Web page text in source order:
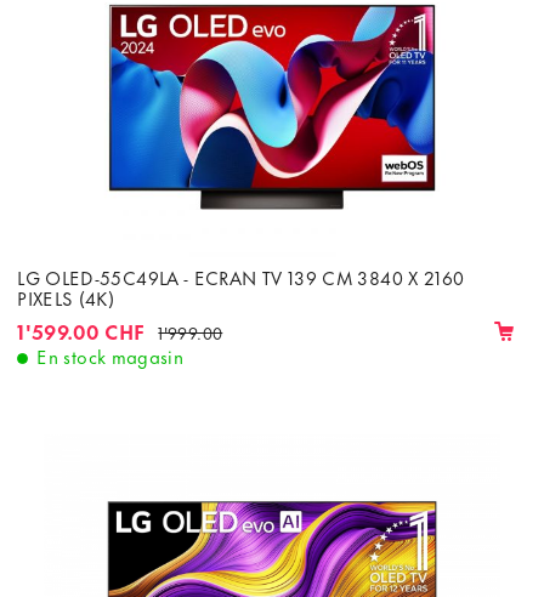
LG OLED-55C49LA - ECRAN TV 139 CM 3840 X 2160
PIXELS (4K)
1'599.00 CHF 1'999.00
En stock magasin